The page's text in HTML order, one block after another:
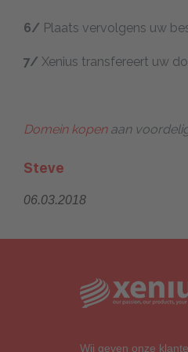
6/ Plaats vervolgens uw
7/ Xenius transfereert uw
Domein kopenaan
Steve
06.03.2018
Wij geven onze